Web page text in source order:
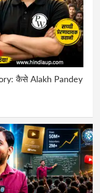
कैसे Alakh Pandey